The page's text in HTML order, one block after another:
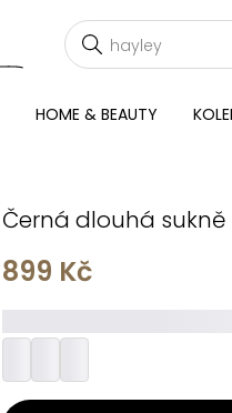
HOME & BEAUTY
Černá dlouhá sukně
899 Kč